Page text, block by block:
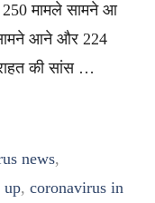
250 मामले सामने आ
आने और 224
की सांस …
news,
up, coronavirus in